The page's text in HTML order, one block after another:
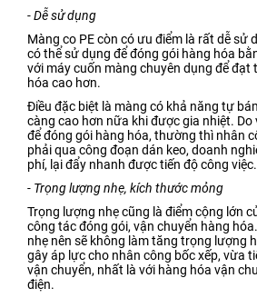
- Dễ sử dụng
Màng co PE còn có ưu điểm là rất dễ sử
có thể sử dụng để đóng gói hàng hóa
với máy cuốn màng chuyên dụng để đạt
hóa cao hơn.
Điều đặc biệt là màng có khả năng tự
càng cao hơn nữa khi được gia nhiệt. Do
để đóng gói hàng hóa, thường thì nhân
phải qua công đoạn dán keo, doanh
phí, lại đẩy nhanh được tiến độ công việc.
- Trọng lượng nhẹ, kích thước mỏng
Trọng lượng nhẹ cũng là điểm cộng lớn
công tác đóng gói, vận chuyển hàng
nhẹ nên sẽ không làm tăng trọng lượng
gây áp lực cho nhân công bốc xếp, vừa
vận chuyển, nhất là với hàng hóa vận
điện.